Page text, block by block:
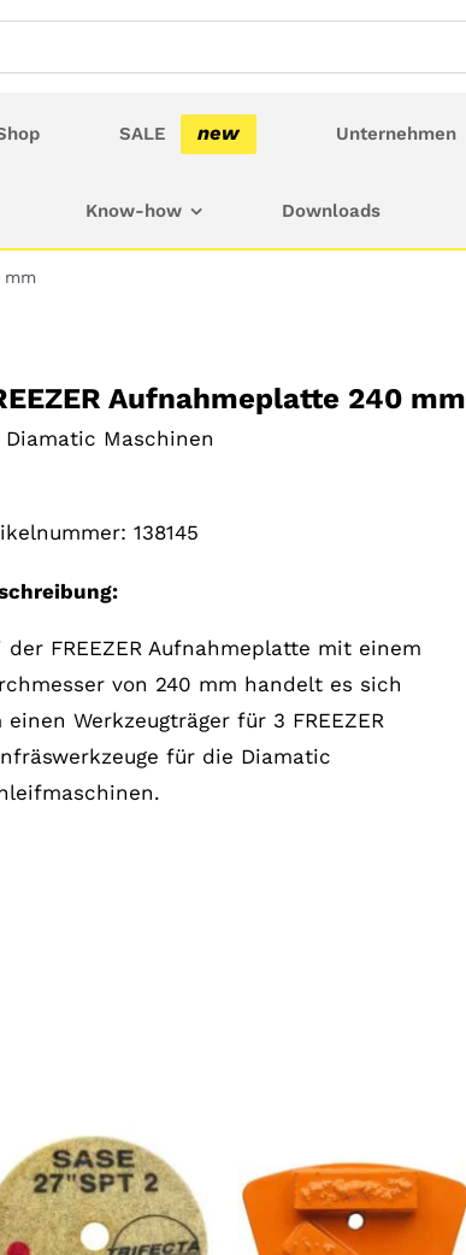
SALE new Unternehmen
Know-how Downloads
mm
Aufnahmeplatte 240 mm
Maschinen
€ 138145
der FREEZER Aufnahmeplatte mit einem
von 240 mm handelt es sich
einen Werkzeugträger für 3 FREEZER
für die Diamatic
Angebot!
DETAILS
Angebot!
DETAILS